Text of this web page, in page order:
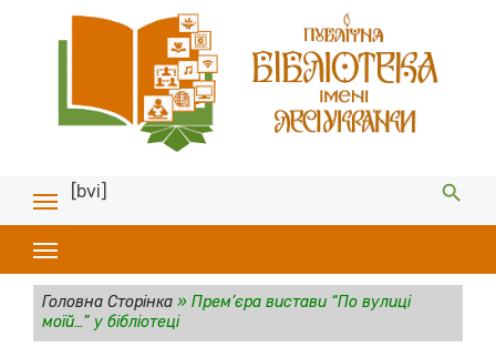
[bvi]
Головна Сторінка» Прем’єра вистави “По вулиці
моїй…” у бібліотеці